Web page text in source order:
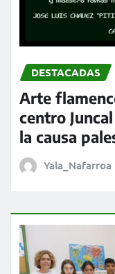
DESTACADAS
Arte
centro
la causa
Yala_Nafarroa